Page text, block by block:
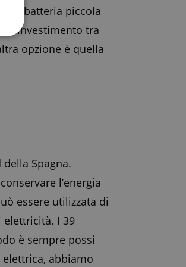
batteria piccola
tra
opzione è quella
Spagna.
l’energia
essere utilizzata di
elettricità. I 39
è sempre possi
abbiamo